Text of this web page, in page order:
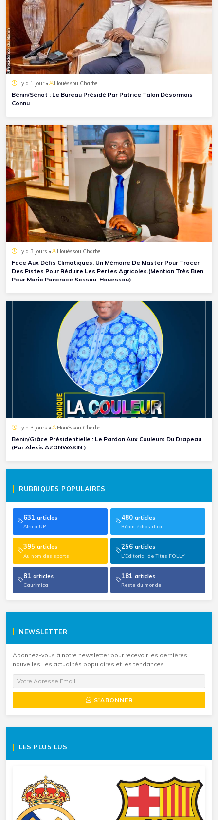
il y a 1 jour • Houéssou Charbel
Bénin/Sénat : Le Bureau Présidé Par Patrice Talon Désormais
Connu
il y a 3 jours • Houéssou Charbel
Face Aux Défis Climatiques, Un Mémoire De Master Pour Tracer
Des Pistes Pour Réduire Les Pertes Agricoles.(Mention Très Bien
Pour Mario Pancrace Sossou-Houessou)
il y a 3 jours • Houéssou Charbel
Bénin/Grâce Présidentielle : Le Pardon Aux Couleurs Du Drapeau
(Par Alexis AZONWAKIN )
RUBRIQUES POPULAIRES
631 articles
Africa UP
480 articles
Bénin échos d’ici
395 articles
Au nom des sports
256 articles
L’Editorial de Titus FOLLY
81 articles
Caurimica
181 articles
Reste du monde
NEWSLETTER
Abonnez-vous à notre newsletter pour recevoir les dernières
nouvelles, les actualités populaires et les tendances.
S'ABONNER
LES PLUS LUS